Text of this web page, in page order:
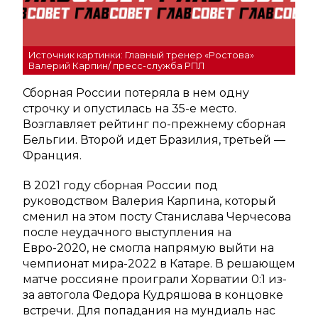
Источник картинки: Главный тренер «Ростова»
Валерий Карпин/ пресс-служба РПЛ
Сборная России потеряла в нем одну
строчку и опустилась на 35-е место.
Возглавляет рейтинг по-прежнему сборная
Бельгии. Второй идет Бразилия, третьей —
Франция.
В 2021 году сборная России под
руководством Валерия Карпина, который
сменил на этом посту Станислава Черчесова
после неудачного выступления на
Евро-2020, не смогла напрямую выйти на
чемпионат мира-2022 в Катаре. В решающем
матче россияне проиграли Хорватии 0:1 из-
за автогола Федора Кудряшова в концовке
встречи. Для попадания на мундиаль нас